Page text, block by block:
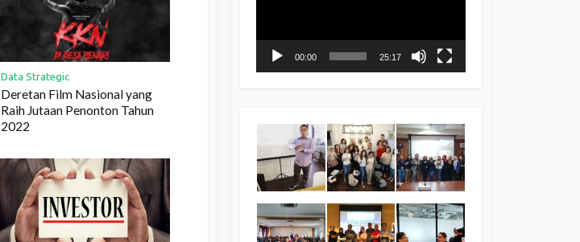
Data Strategic
Deretan Film Nasional yang
Raih Jutaan Penonton Tahun
2022
00:00 25:17